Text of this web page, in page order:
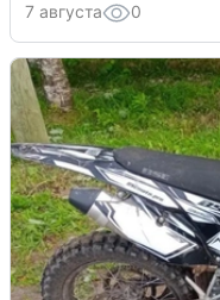
7 августа 0